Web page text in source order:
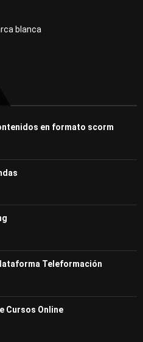
blanca
en formato scorm
Teleformación
Cursos Online